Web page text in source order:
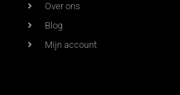
Over ons
Blog
Mijn account